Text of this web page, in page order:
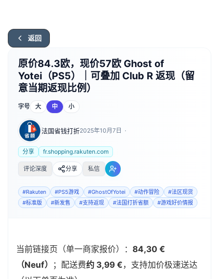
返回
原价84.3欧，现价57欧 Ghost of
Yotei（PS5）｜可叠加 Club R 返现（留
意当期返现比例）
字号 大 中 小
法国省钱打折2025年10月7日 ·
分享 fr.shopping.rakuten.com
评论深度 分享 私信
#Rakuten #PS5游戏 #GhostOfYotei #动作冒险 #法区现货
#标准版 #新发售 #支持返现 #法国打折省额 #游戏好价情报
当前链接页（单一商家报价）： 84,30 €
（Neuf）
；配送费约 3,99 € ，支持加价极速送达